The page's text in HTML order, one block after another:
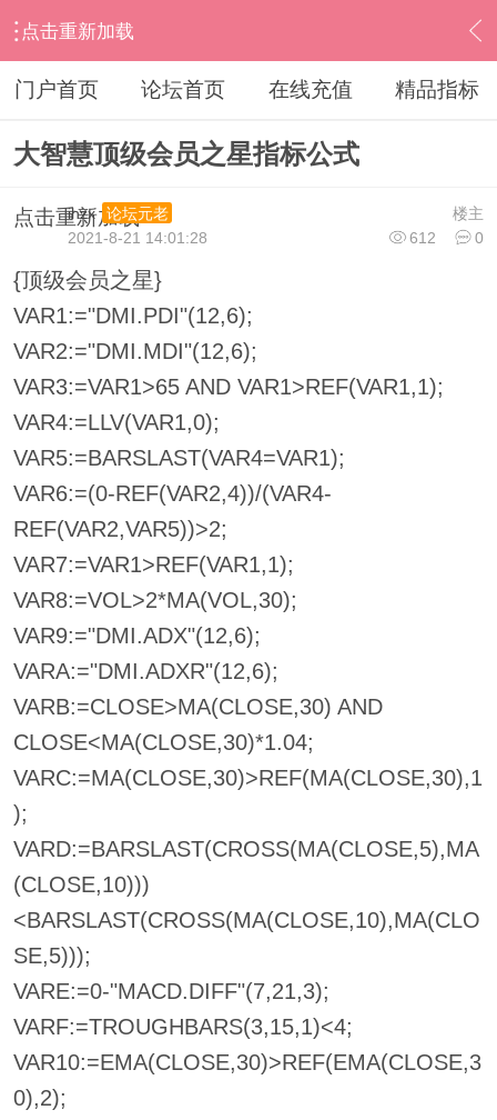
点击重新加载
› 其他股票软件 › 大智慧 › 内容
门户首页 论坛首页 在线充值 精品指标
大智慧顶级会员之星指标公式
点击重新加载 楼主
ihzx
论坛元老
612
0
2021-8-21 14:01:28
{顶级会员之星}
VAR1:="DMI.PDI"(12,6);
VAR2:="DMI.MDI"(12,6);
VAR3:=VAR1>65 AND VAR1>REF(VAR1,1);
VAR4:=LLV(VAR1,0);
VAR5:=BARSLAST(VAR4=VAR1);
VAR6:=(0-REF(VAR2,4))/(VAR4-
REF(VAR2,VAR5))>2;
VAR7:=VAR1>REF(VAR1,1);
VAR8:=VOL>2*MA(VOL,30);
VAR9:="DMI.ADX"(12,6);
VARA:="DMI.ADXR"(12,6);
VARB:=CLOSE>MA(CLOSE,30) AND
CLOSE<MA(CLOSE,30)*1.04;
VARC:=MA(CLOSE,30)>REF(MA(CLOSE,30),1
);
VARD:=BARSLAST(CROSS(MA(CLOSE,5),MA
(CLOSE,10)))
<BARSLAST(CROSS(MA(CLOSE,10),MA(CLO
SE,5)));
VARE:=0-"MACD.DIFF"(7,21,3);
VARF:=TROUGHBARS(3,15,1)<4;
VAR10:=EMA(CLOSE,30)>REF(EMA(CLOSE,3
0),2);